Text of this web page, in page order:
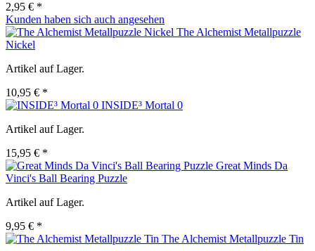
2,95 € *
Kunden haben sich auch angesehen
The Alchemist Metallpuzzle
Nickel
Artikel auf Lager.
10,95 € *
INSIDE³ Mortal 0
Artikel auf Lager.
15,95 € *
Great Minds Da
Vinci's Ball Bearing Puzzle
Artikel auf Lager.
9,95 € *
The Alchemist Metallpuzzle Tin